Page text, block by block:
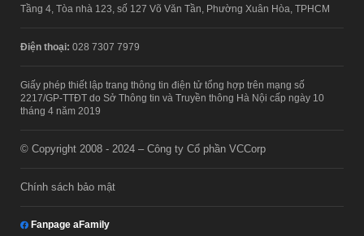
Tầng 4, Tòa nhà 123, số 127 Võ Văn Tần, Phường Xuân Hòa, TPHCM
Điện thoại: 028 7307 7979
Giấy phép thiết lập trang thông tin điện tử tổng hợp trên mạng số
2217/GP-TTĐT do Sở Thông tin và Truyền thông Hà Nội cấp ngày 10
tháng 4 năm 2019
© Copyright 2008 - 2024 – Công ty Cổ phần VCCorp
Chính sách bảo mật
Fanpage aFamily